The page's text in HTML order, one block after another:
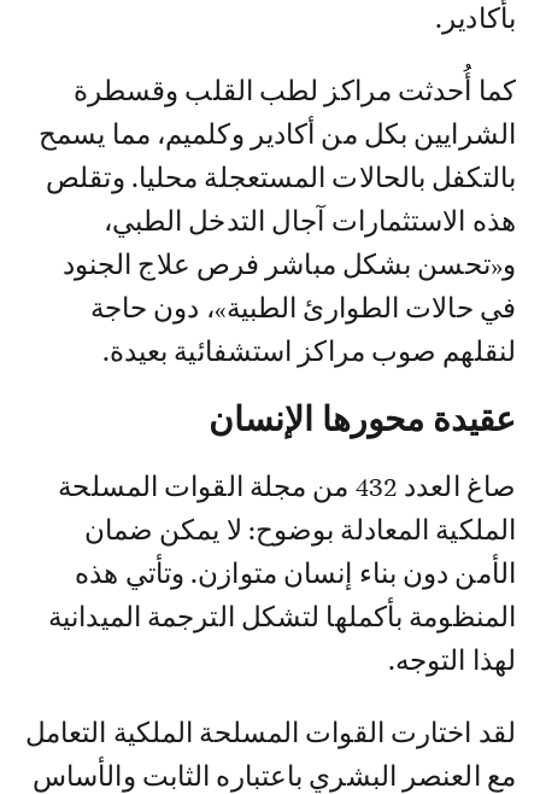
بأكادير.
كما أُحدثت مراكز لطب القلب وقسطرة
الشرايين بكل من أكادير وكلميم، مما يسمح
بالتكفل بالحالات المستعجلة محليا. وتقلص
هذه الاستثمارات آجال التدخل الطبي،
و«تحسن بشكل مباشر فرص علاج الجنود
في حالات الطوارئ الطبية»، دون حاجة
لنقلهم صوب مراكز استشفائية بعيدة.
عقيدة محورها الإنسان
صاغ العدد 432 من مجلة القوات المسلحة
الملكية المعادلة بوضوح: لا يمكن ضمان
الأمن دون بناء إنسان متوازن. وتأتي هذه
المنظومة بأكملها لتشكل الترجمة الميدانية
لهذا التوجه.
لقد اختارت القوات المسلحة الملكية التعامل
مع العنصر البشري باعتباره الثابت والأساس